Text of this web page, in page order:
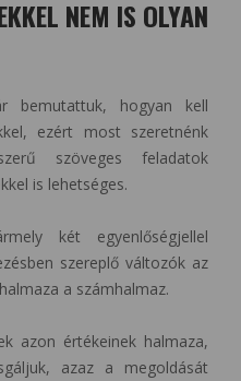
NEM IS OLYAN
bemutattuk, hogyan kell
ezért most szeretnénk
szöveges feladatok
is lehetséges.
két egyenlőségjellel
szereplő változók az
a számhalmaz.
azon értékeinek halmaza,
azaz a megoldását